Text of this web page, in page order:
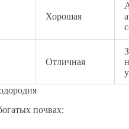
Хорошая
Отличная
почвах: